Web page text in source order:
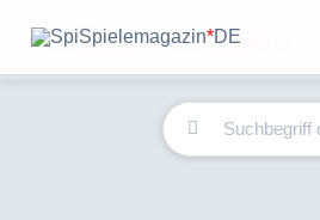
Spielemagazin*DE
Home Spiele